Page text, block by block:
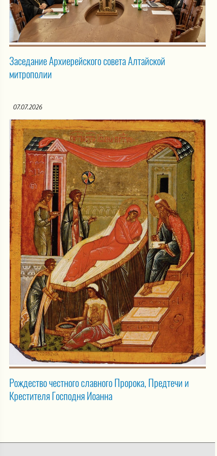
Заседание Архиерейского совета Алтайской
митрополии
07.07.2026
Рождество честного славного Пророка, Предтечи и
Крестителя Господня Иоанна